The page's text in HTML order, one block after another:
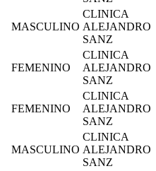
MASCULINO
CLINICA
ALEJANDRO
SANZ
FEMENINO
CLINICA
ALEJANDRO
SANZ
FEMENINO
CLINICA
ALEJANDRO
SANZ
MASCULINO
CLINICA
ALEJANDRO
SANZ